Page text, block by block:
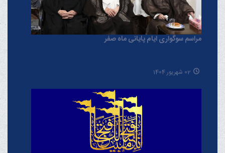
مراسم سوگواری ایام پایانی ماه صفر
02 شهریور 1404